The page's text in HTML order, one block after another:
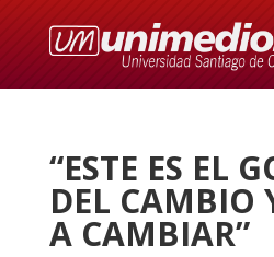
“ESTE ES EL
DEL CAMBIO
A CAMBIAR”